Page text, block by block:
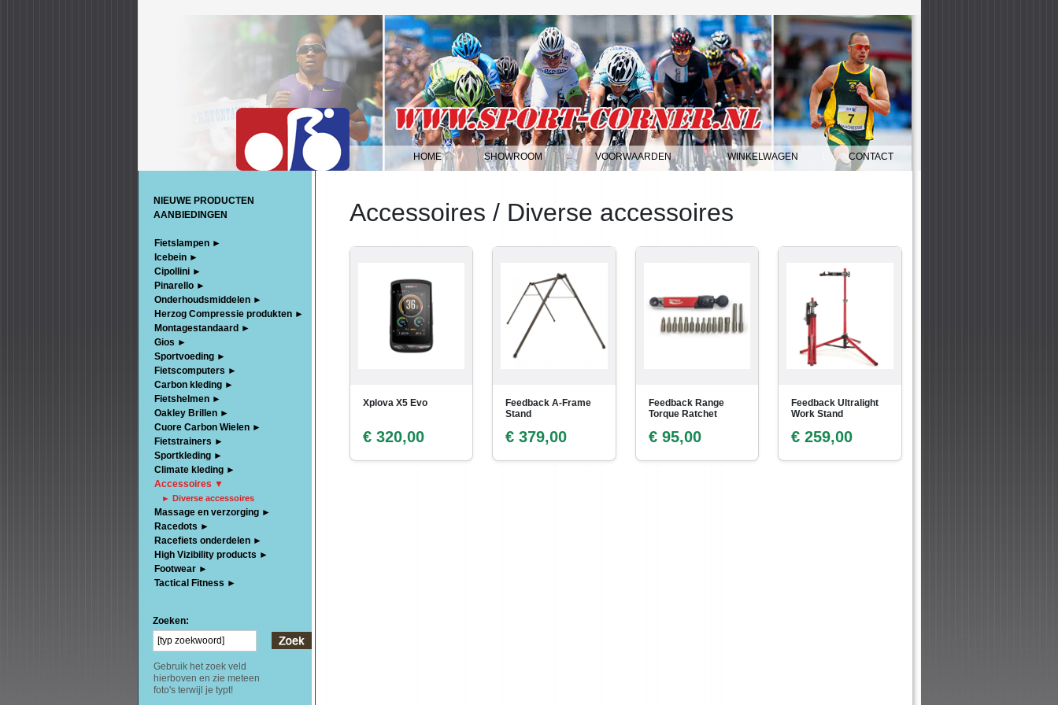
HOME | SHOWROOM | VOORWAARDEN | WINKELWAGEN CONTACT
NIEUWE PRODUCTEN
AANBIEDINGEN
Fietslampen ►
Icebein ►
Cipollini ►
Pinarello ►
Onderhoudsmiddelen ►
Herzog Compressie produkten ►
Montagestandaard ►
Gios ►
Sportvoeding ►
Fietscomputers ►
Carbon kleding ►
Fietshelmen ►
Oakley Brillen ►
Cuore Carbon Wielen ►
Fietstrainers ►
Sportkleding ►
Climate kleding ►
Accessoires ▼
► Diverse accessoires
Massage en verzorging ►
Racedots ►
Racefiets onderdelen ►
High Vizibility products ►
Footwear ►
Tactical Fitness ►
Zoeken:
Gebruik het zoek veld
hierboven en zie meteen
foto's terwijl je typt!
Accessoires / Diverse accessoires
Xplova X5 Evo
€ 320,00
Feedback A-Frame
Stand
€ 379,00
Feedback Range
Torque Ratchet
€ 95,00
Feedback Ultralight
Work Stand
€ 259,00